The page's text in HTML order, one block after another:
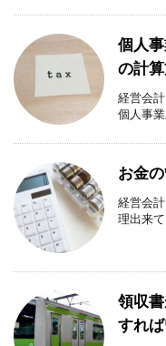
個人
の計
経営会
個人事
お金
経営会
理出来
領収
すれ